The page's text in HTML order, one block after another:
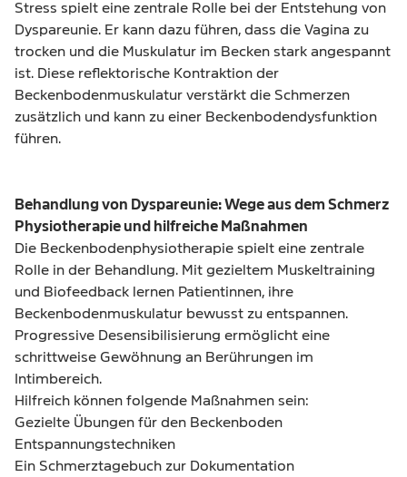
Stress spielt eine zentrale Rolle bei der Entstehung von
Dyspareunie. Er kann dazu führen, dass die Vagina zu
trocken und die Muskulatur im Becken stark angespannt
ist. Diese reflektorische Kontraktion der
Beckenbodenmuskulatur verstärkt die Schmerzen
zusätzlich und kann zu einer Beckenbodendysfunktion
führen.
Behandlung von Dyspareunie: Wege aus dem Schmerz
Physiotherapie und hilfreiche Maßnahmen
Die Beckenbodenphysiotherapie spielt eine zentrale
Rolle in der Behandlung. Mit gezieltem Muskeltraining
und Biofeedback lernen Patientinnen, ihre
Beckenbodenmuskulatur bewusst zu entspannen.
Progressive Desensibilisierung ermöglicht eine
schrittweise Gewöhnung an Berührungen im
Intimbereich.
Hilfreich können folgende Maßnahmen sein:
Gezielte Übungen für den Beckenboden
Entspannungstechniken
Ein Schmerztagebuch zur Dokumentation